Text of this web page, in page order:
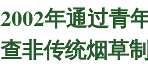
2002年通过青
查非传统烟草